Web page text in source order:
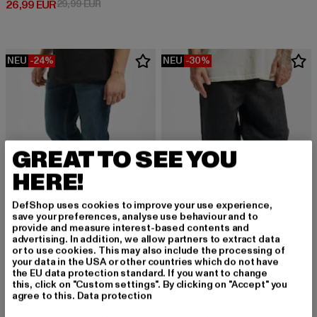
26,99 EUR
Derzeitiger Preis: 26,99 EUR
29,99 EURAktionspreis: 29,99 EUR
NEU -24%
URBAN CLASSICS
Stretch Denim
34,19 EUR
Derzeitiger Preis: 34,19 EUR
44,99 EURAktionspreis: 44,99 EUR
NEU -30%
URBAN CLASSICS
90‘s
34,99 EUR
Derzeitiger Preis: 34,99 EUR
49,99 EURAktionspreis:
GREAT TO SEE YOU
HERE!
DefShop uses cookies to improve your use experience,
save your preferences, analyse use behaviour and to
provide and measure interest-based contents and
advertising. In addition, we allow partners to extract data
or to use cookies. This may also include the processing of
your data in the USA or other countries which do not have
the EU data protection standard. If you want to change
this, click on "Custom settings". By clicking on "Accept" you
agree to this. Data protection